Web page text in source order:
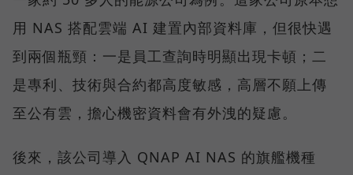
用 NAS 搭配雲端 AI 建置內部資料庫，但很快遇
到兩個瓶頸：一是員工查詢時明顯出現卡頓；二
是專利、技術與合約都高度敏感，高層不願上傳
至公有雲，擔心機密資料會有外洩的疑慮。
後來，該公司導入 QNAP AI NAS 的旗艦機種